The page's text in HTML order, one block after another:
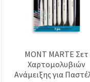
MONT MARTE Σετ
Χαρτομολυβιών
Ανάμειξης για